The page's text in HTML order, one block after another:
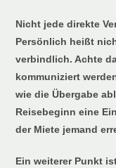
Nicht jede direkte
Persönlich heißt
verbindlich. Achte
kommuniziert
wie die Übergabe
Reisebeginn eine
der Miete jemand
Ein weiterer Punkt